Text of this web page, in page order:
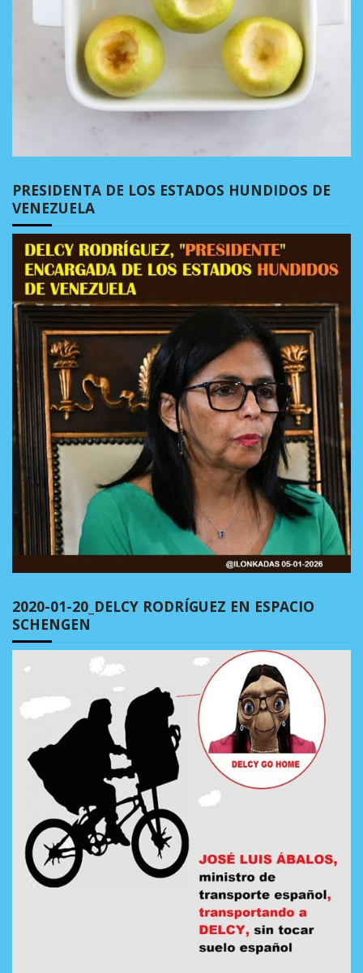
PRESIDENTA DE LOS ESTADOS HUNDIDOS DE
VENEZUELA
2020-01-20_DELCY RODRÍGUEZ EN ESPACIO
SCHENGEN